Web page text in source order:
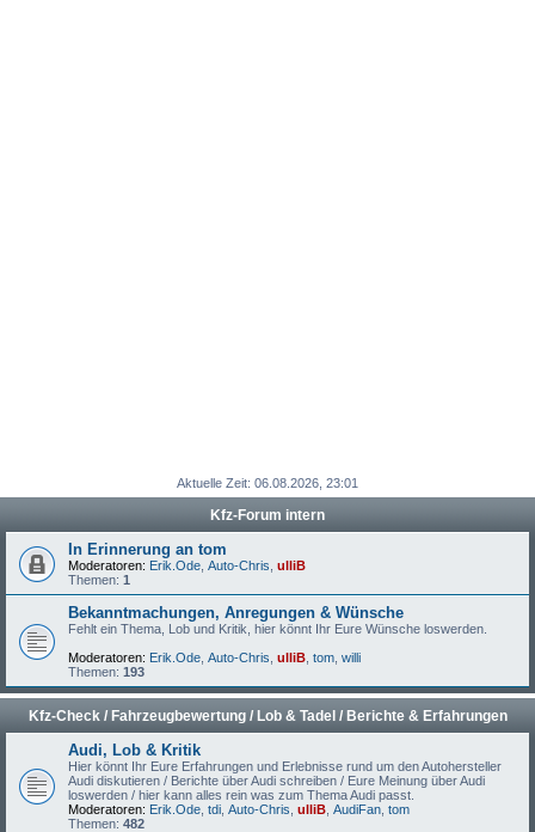
Aktuelle Zeit: 06.08.2026, 23:01
Kfz-Forum intern
In Erinnerung an tom
Moderatoren: Erik.Ode Auto-Chris ulliB
Themen: 1
Bekanntmachungen, Anregungen & Wünsche
Fehlt ein Thema, Lob und Kritik, hier könnt Ihr Eure Wünsche loswerden.
Moderatoren: Erik.Ode Auto-Chris ulliB tom willi
Themen: 193
Kfz-Check / Fahrzeugbewertung / Lob & Tadel / Berichte & Erfahrungen
Audi, Lob & Kritik
Hier könnt Ihr Eure Erfahrungen und Erlebnisse rund um den Autohersteller
Audi diskutieren / Berichte über Audi schreiben / Eure Meinung über Audi
loswerden / hier kann alles rein was zum Thema Audi passt.
Moderatoren: Erik.Ode tdi Auto-Chris ulliB AudiFan tom
Themen: 482